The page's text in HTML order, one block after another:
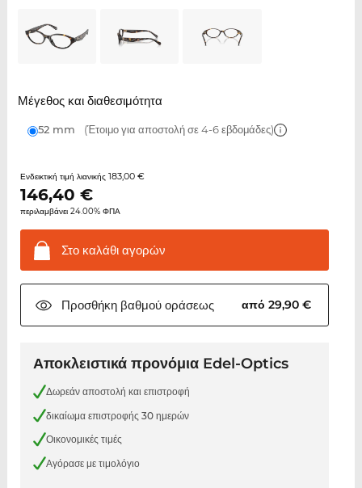
Μέγεθος και διαθεσιμότητα
52 mm (Έτοιμο για αποστολή σε 4-6 εβδομάδες)
Ενδεικτική τιμή λιανικής 183,00 €
146,40 €
περιλαμβάνει 24.00% ΦΠΑ
Στο καλάθιαγορών
Προσθήκη βαθμούοράσεως από 29,90 €
Αποκλειστικά προνόμια Edel-Optics
Δωρεάν αποστολή και επιστροφή
δικαίωμα επιστροφής 30 ημερών
Οικονομικές τιμές
Αγόρασε με τιμολόγιο